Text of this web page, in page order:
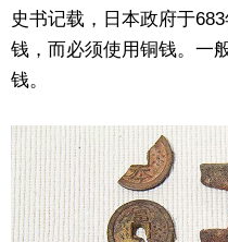
史书记载，日本政府于
钱，而必须使用铜钱。一
钱。